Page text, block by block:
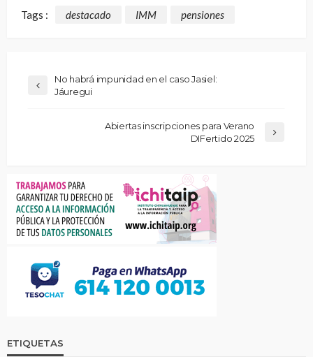
Tags : destacado IMM pensiones
No habrá impunidad en el caso Jasiel:
Jáuregui
Abiertas inscripciones para Verano
DIFertido 2025
ETIQUETAS